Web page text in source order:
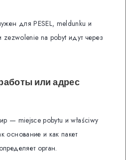
для PESEL, meldunku и
na pobyt идут через
или адрес
— miejsce pobytu и właściwy
основание и как пакет
орган.